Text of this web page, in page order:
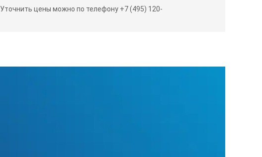
Уточнить цены можно по телефону +7 (495) 120-